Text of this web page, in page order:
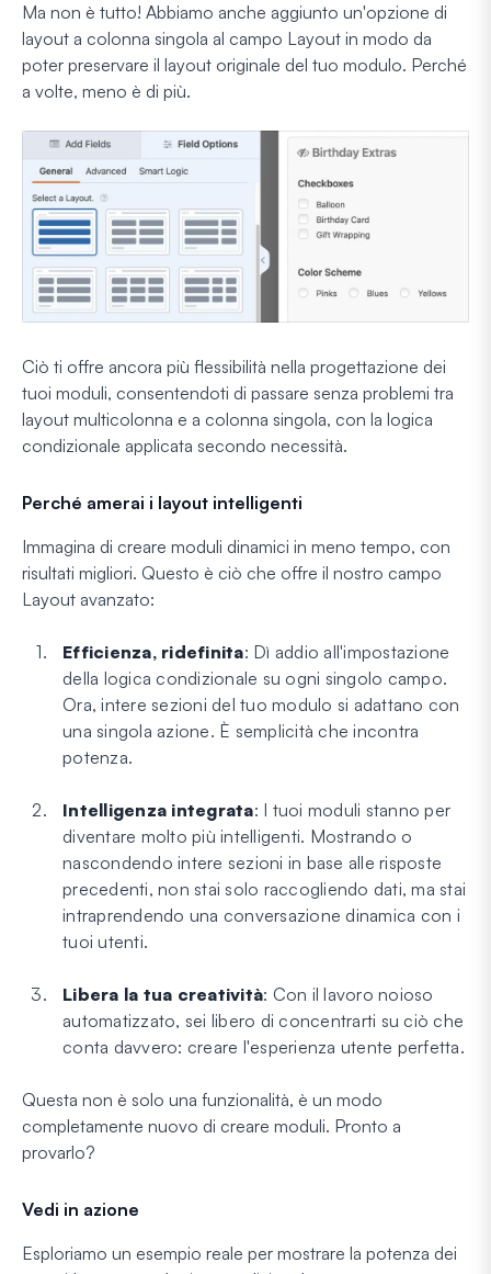
Ma non è tutto! Abbiamo anche aggiunto un'opzione di
layout a colonna singola al campo Layout in modo da
poter preservare il layout originale del tuo modulo. Perché
a volte, meno è di più.
Ciò ti offre ancora più flessibilità nella progettazione dei
tuoi moduli, consentendoti di passare senza problemi tra
layout multicolonna e a colonna singola, con la logica
condizionale applicata secondo necessità.
Perché amerai i layout intelligenti
Immagina di creare moduli dinamici in meno tempo, con
risultati migliori. Questo è ciò che offre il nostro campo
Layout avanzato:
Efficienza, ridefinita: Dì addio all'impostazione
della logica condizionale su ogni singolo campo.
Ora, intere sezioni del tuo modulo si adattano con
una singola azione. È semplicità che incontra
potenza.
Intelligenza integrata: I tuoi moduli stanno per
diventare molto più intelligenti. Mostrando o
nascondendo intere sezioni in base alle risposte
precedenti, non stai solo raccogliendo dati, ma stai
intraprendendo una conversazione dinamica con i
tuoi utenti.
Libera la tua creatività: Con il lavoro noioso
automatizzato, sei libero di concentrarti su ciò che
conta davvero: creare l'esperienza utente perfetta.
Questa non è solo una funzionalità, è un modo
completamente nuovo di creare moduli. Pronto a
provarlo?
Vedi in azione
Esploriamo un esempio reale per mostrare la potenza dei